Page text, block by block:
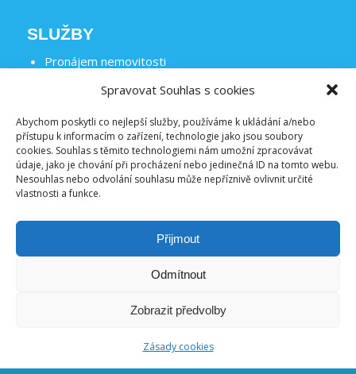
Spravovat Souhlas s cookies
Abychom poskytli co nejlepší služby, používáme k ukládání a/nebo
přístupu k informacím o zařízení, technologie jako jsou soubory
cookies. Souhlas s těmito technologiemi nám umožní zpracovávat
údaje, jako je chování při procházení nebo jedinečná ID na tomto webu.
Nesouhlas nebo odvolání souhlasu může nepříznivě ovlivnit určité
vlastnosti a funkce.
Přijmout
Odmítnout
Zobrazit předvolby
Zásady cookies
SLUŽBY
Pronájem nemovitosti
BUĎME V KONTAKTU
Facebook
General TV
Kontakty